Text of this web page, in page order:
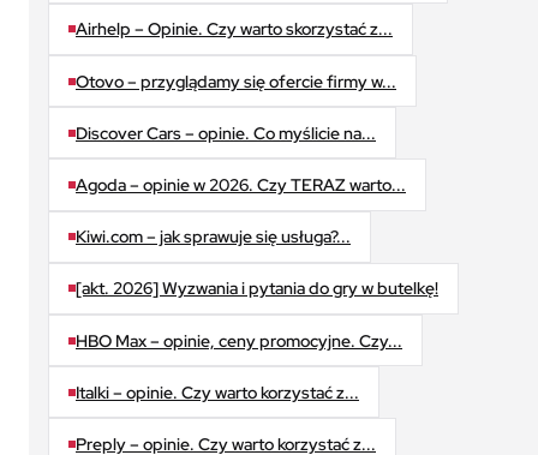
Airhelp – Opinie. Czy warto skorzystać z...
Otovo – przyglądamy się ofercie firmy w...
Discover Cars – opinie. Co myślicie na...
Agoda – opinie w 2026. Czy TERAZ warto...
Kiwi.com – jak sprawuje się usługa?...
[akt. 2026] Wyzwania i pytania do gry w butelkę!
HBO Max – opinie, ceny promocyjne. Czy...
Italki – opinie. Czy warto korzystać z...
Preply – opinie. Czy warto korzystać z...